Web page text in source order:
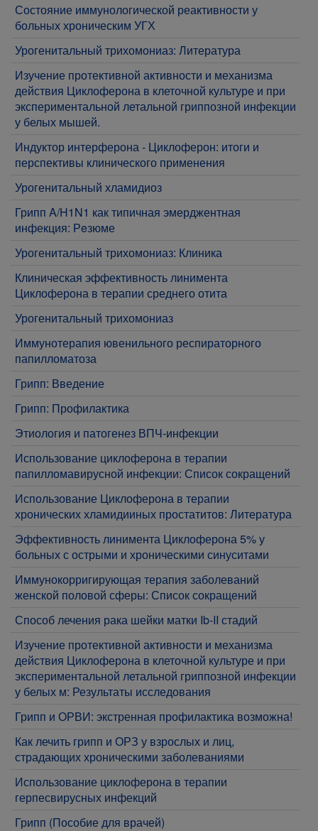
Состояние иммунологической реактивности у
больных хроническим УГХ
Урогенитальный трихомониаз: Литература
Изучение протективной активности и механизма
действия Циклоферона в клеточной культуре и при
экспериментальной летальной гриппозной инфекции
у белых мышей.
Индуктор интерферона - Циклоферон: итоги и
перспективы клинического применения
Урогенитальный хламидиоз
Грипп A/H1N1 как типичная эмерджентная
инфекция: Рeзюме
Урогенитальный трихомониаз: Клиника
Клиническая эффективность линимента
Циклоферона в терапии среднего отита
Урогенитальный трихомониаз
Иммунотерапия ювенильного респираторного
папилломатоза
Грипп: Введение
Грипп: Профилактика
Этиология и патогенез ВПЧ-инфекции
Использование циклоферона в терапии
папилломавирусной инфекции: Список сокращений
Использование Циклоферона в терапии
хронических хламидииных простатитов: Литература
Эффективность линимента Циклоферона 5% у
больных с острыми и хроническими синуситами
Иммунокорригирующая терапия заболеваний
женской половой сферы: Список сокращений
Способ лечения рака шейки матки Ib-II стадий
Изучение протективной активности и механизма
действия Циклоферона в клеточной культуре и при
экспериментальной летальной гриппозной инфекции
у белых м: Результаты исследования
Грипп и ОРВИ: экстренная профилактика возможна!
Как лечить грипп и ОРЗ у взрослых и лиц,
страдающих хроническими заболеваниями
Использование циклоферона в терапии
герпесвирусных инфекций
Грипп (Пособие для врачей)